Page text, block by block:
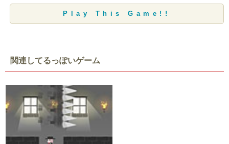
Play This Game!!
関連してるっぽいゲーム